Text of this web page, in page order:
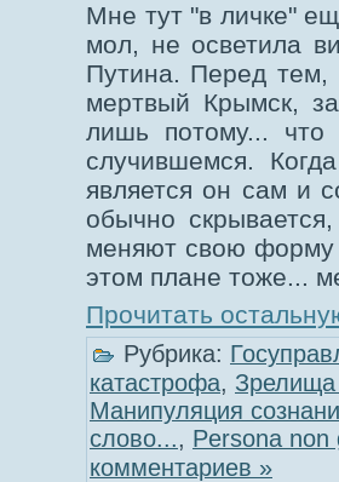
Мне тут "в личке"
мол, не осветила
Путина. Перед тем,
мертвый Крымск,
лишь потому... что
случившемся.
является он сам и
обычно
меняют свою форму
этом плане тоже...
Прочитать
Рубрика:
катастрофа, Зрелища
Манипуляция
слово..., Рersona non
комментариев »